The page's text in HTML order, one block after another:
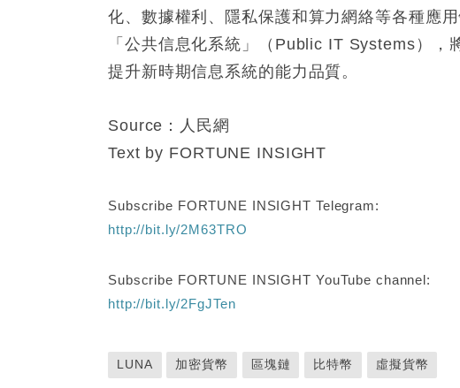
化、數據權利、隱私保護和算力網絡等各種應
「公共信息化系統」（Public IT Systems）
提升新時期信息系統的能力品質。
Source：人民網
Text by FORTUNE INSIGHT
Subscribe FORTUNE INSIGHT Telegram:
http://bit.ly/2M63TRO
Subscribe FORTUNE INSIGHT YouTube channel:
http://bit.ly/2FgJTen
LUNA 加密貨幣 區塊鏈 比特幣 虛擬貨幣